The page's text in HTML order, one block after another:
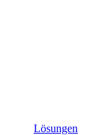
Lösungen